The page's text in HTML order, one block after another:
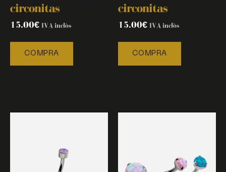
circonitas
15.00€ IVA inclòs
COMPRA
circonitas
15.00€ IVA inclòs
COMPRA